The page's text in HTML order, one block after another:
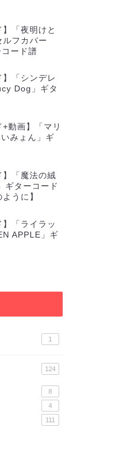
】「夜明けと
フカバー
ード譜
】「シンデレ
Dog」ギタ
+動画】「マリ
みょん」ギ
】「魔法の絨
ギターコード
うに】
】「ライラッ
APPLE」ギ
1
124
8
4
111